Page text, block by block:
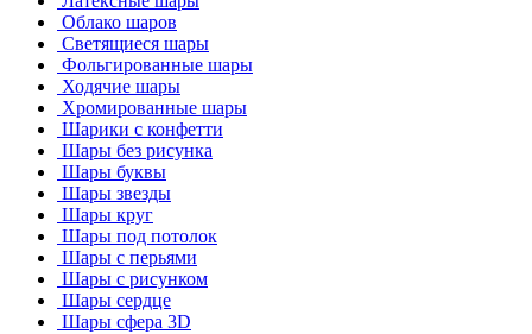
Облако шаров
Светящиеся шары
Фольгированные шары
Ходячие шары
Хромированные шары
Шарики с конфетти
Шары без рисунка
Шары буквы
Шары звезды
Шары круг
Шары под потолок
Шары с перьями
Шары с рисунком
Шары сердце
Шары сфера 3D